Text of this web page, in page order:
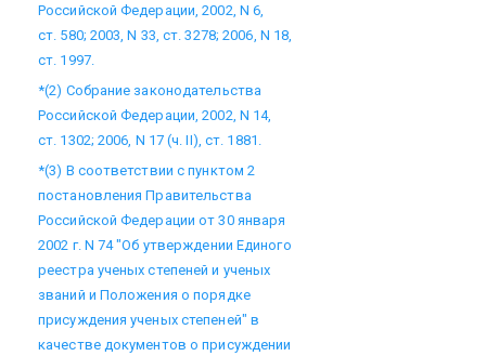
Российской Федерации, 2002, N 6,
ст. 580; 2003, N 33, ст. 3278; 2006, N 18,
ст. 1997.
*(2) Собрание законодательства
Российской Федерации, 2002, N 14,
ст. 1302; 2006, N 17 (ч. II), ст. 1881.
*(3) В соответствии с пунктом 2
постановления Правительства
Российской Федерации от 30 января
2002 г. N 74 "Об утверждении Единого
реестра ученых степеней и ученых
званий и Положения о порядке
присуждения ученых степеней" в
качестве документов о присуждении